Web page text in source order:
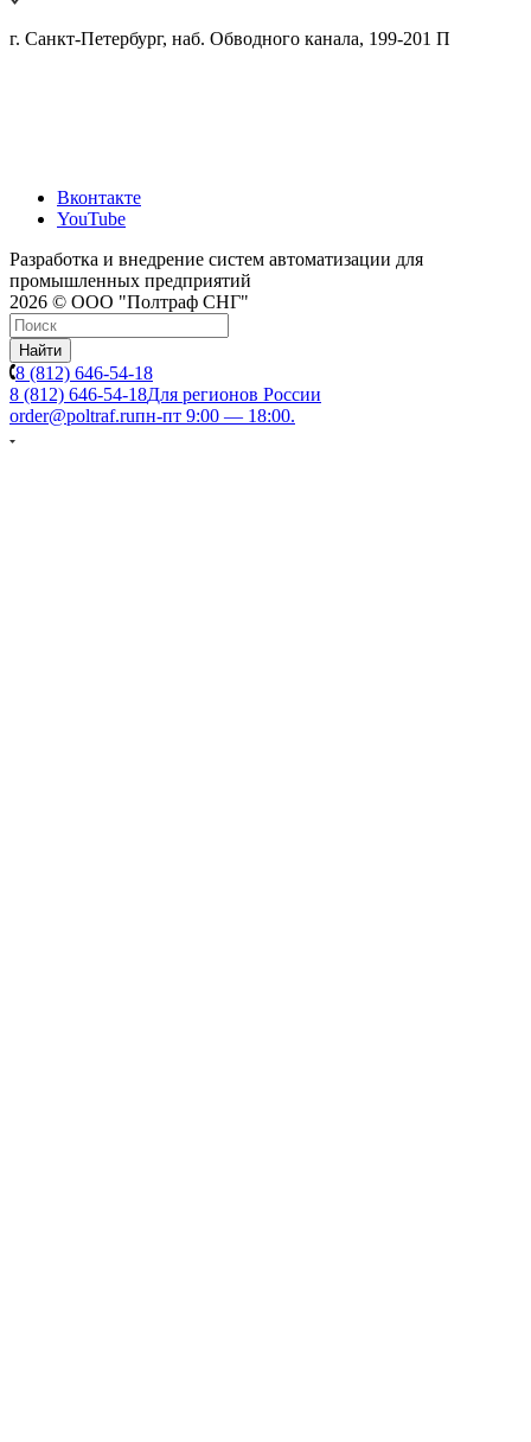
г. Санкт-Петербург, наб. Обводного канала, 199-201 П
Вконтакте
YouTube
Разработка и внедрение систем автоматизации для
промышленных предприятий
2026 © ООО "Полтраф СНГ"
Найти
8 (812) 646-54-18
8 (812) 646-54-18Для регионов России
order@poltraf.ruпн-пт 9:00 — 18:00.